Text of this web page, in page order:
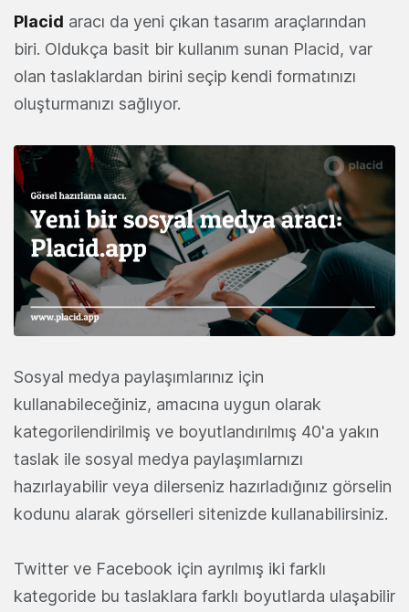
Placid aracı da yeni çıkan tasarım araçlarından
biri. Oldukça basit bir kullanım sunan Placid, var
olan taslaklardan birini seçip kendi formatınızı
oluşturmanızı sağlıyor.
Sosyal medya paylaşımlarınız için
kullanabileceğiniz, amacına uygun olarak
kategorilendirilmiş ve boyutlandırılmış 40'a yakın
taslak ile sosyal medya paylaşımlarnızı
hazırlayabilir veya dilerseniz hazırladığınız görselin
kodunu alarak görselleri sitenizde kullanabilirsiniz.
Twitter ve Facebook için ayrılmış iki farklı
kategoride bu taslaklara farklı boyutlarda ulaşabilir